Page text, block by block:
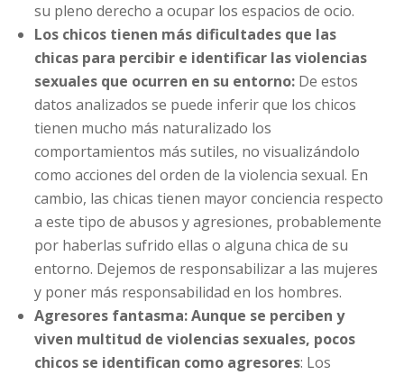
su pleno derecho a ocupar los espacios de ocio.
Los chicos tienen más dificultades que las
chicas para percibir e identificar las violencias
sexuales que ocurren en su entorno: De estos
datos analizados se puede inferir que los chicos
tienen mucho más naturalizado los
comportamientos más sutiles, no visualizándolo
como acciones del orden de la violencia sexual. En
cambio, las chicas tienen mayor conciencia respecto
a este tipo de abusos y agresiones, probablemente
por haberlas sufrido ellas o alguna chica de su
entorno. Dejemos de responsabilizar a las mujeres
y poner más responsabilidad en los hombres.
Agresores fantasma: Aunque se perciben y
viven multitud de violencias sexuales, pocos
chicos se identifican como agresores: Los